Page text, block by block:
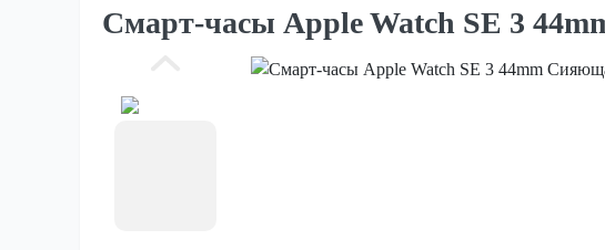
Смарт-часы Apple Watch SE 3